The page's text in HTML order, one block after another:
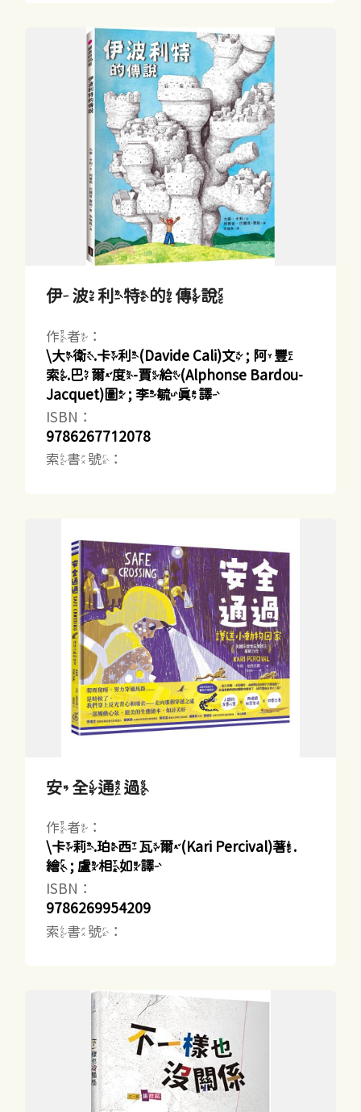
伊波利特的傳說
作者：
\大衛.卡利(Davide Cali)文 ; 阿豐
索.巴爾度-賈給(Alphonse Bardou-
Jacquet)圖 ; 李毓真譯
ISBN：
9786267712078
索書號：
安全通過
作者：
\卡莉.珀西瓦爾(Kari Percival)著.
繪 ; 盧相如譯
ISBN：
9786269954209
索書號：